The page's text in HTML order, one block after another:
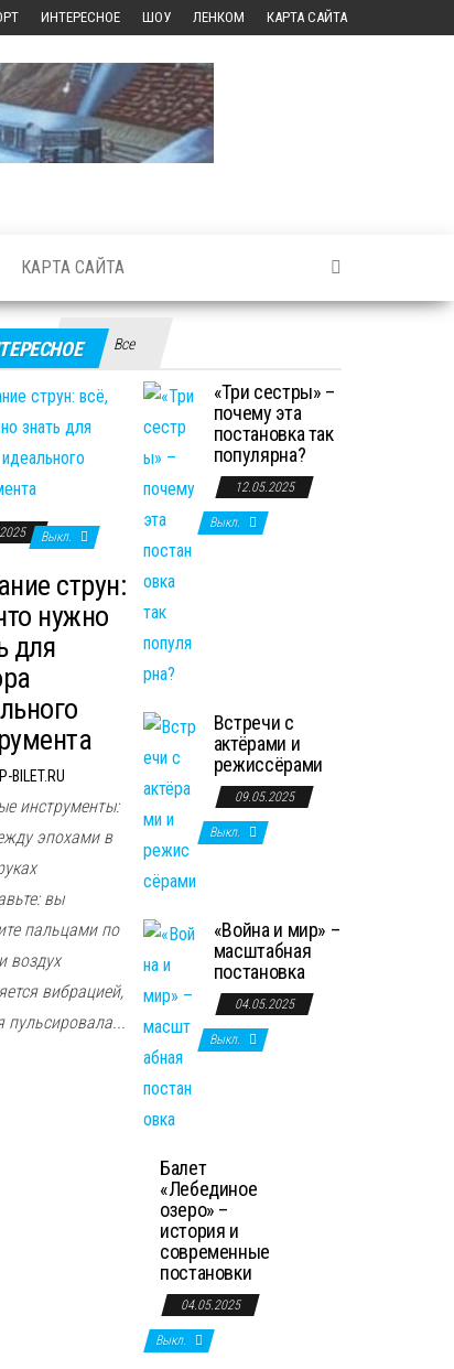
ИНТЕРЕСНОЕ ШОУ ЛЕНКОМ КАРТА САЙТА
КАРТА САЙТА
Все
Выкл.
струн:
нужно
для
BILET.RU
инструменты:
эпохами в
вы
пальцами по
воздух
вибрацией,
пульсировала...
«Три сестры» –
почему эта
постановка так
популярна?
12.05.2025
Выкл.
Встречи с
актёрами и
режиссёрами
09.05.2025
Выкл.
«Война и мир» –
масштабная
постановка
04.05.2025
Выкл.
Балет
«Лебединое
озеро» –
история и
современные
постановки
04.05.2025
Выкл.